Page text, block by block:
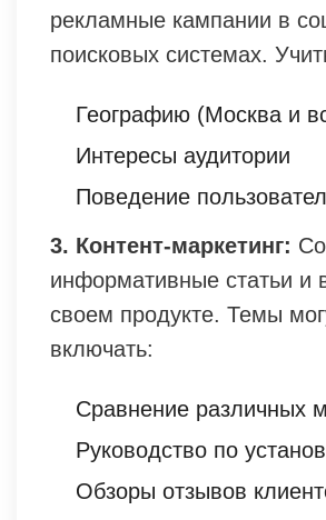
рекламные кампании в
поисковых системах.
Географию (Москва и
Интересы аудитории
Поведение
3. Контент-маркетинг:
информативные статьи и
своем продукте. Темы
включать:
Сравнение различных
Руководство по
Обзоры отзывов